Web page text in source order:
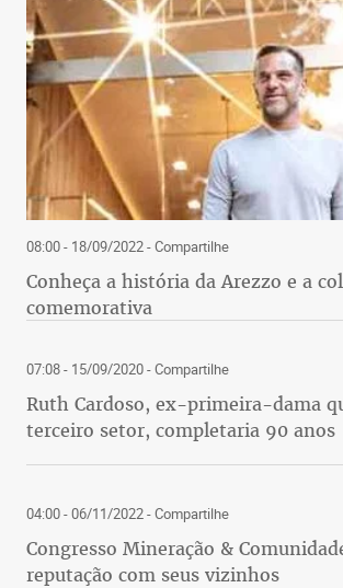
08:00 - 18/09/2022- Compartilhe
Conheça a história da Arezzo e a
comemorativa
07:08 - 15/09/2020- Compartilhe
Ruth Cardoso, ex-primeira-dama
terceiro setor, completaria 90 anos
04:00 - 06/11/2022- Compartilhe
Congresso Mineração &
reputação com seus vizinhos